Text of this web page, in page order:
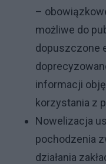
–
możliwe do
dopuszczone
informacji
korzystania z
Nowelizacja
pochodzenia
działania